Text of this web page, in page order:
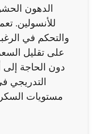
الدهون
للأنسولين.
والتحكم في
على تقليل
دون الحاجة
التدريجي
مستويات